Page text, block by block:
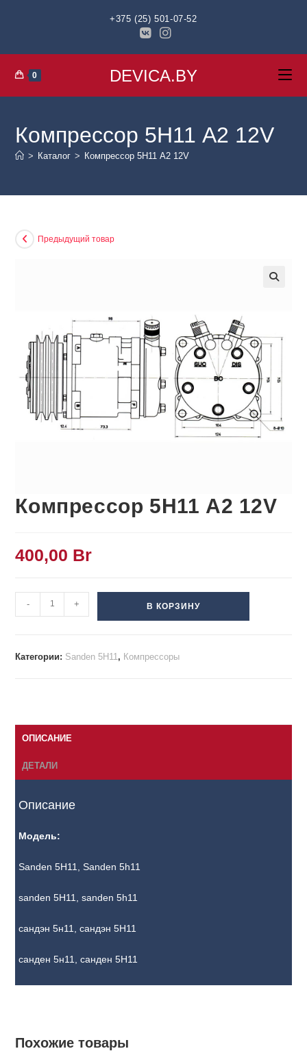
+375 (25) 501-07-52
0 DEVICA.BY
Компрессор 5Н11 А2 12V
> Каталог > Компрессор 5Н11 А2 12V
Предыдущий товар
Компрессор 5Н11 А2 12V
400,00 Br
- + В КОРЗИНУ
Категории: Sanden 5H11 , Компрессоры
ОПИСАНИЕ
ДЕТАЛИ
Описание
Модель:
Sanden 5H11, Sanden 5h11
sanden 5H11, sanden 5h11
сандэн 5н11, сандэн 5Н11
санден 5н11, санден 5Н11
Похожие товары